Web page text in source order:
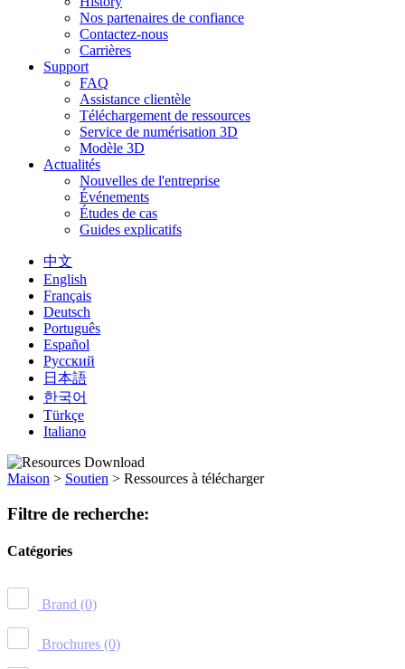
Nos partenaires de confiance
Contactez-nous
Carrières
Support
FAQ
Assistance clientèle
Téléchargement de ressources
Service de numérisation 3D
Modèle 3D
Actualités
Nouvelles de l'entreprise
Événements
Études de cas
Guides explicatifs
中文
English
Français
Deutsch
Português
Español
Русский
日本語
한국어
Türkçe
Italiano
Maison > Soutien > Ressources à télécharger
Filtre de recherche:
Catégories
Brand (0)
Brochures (0)